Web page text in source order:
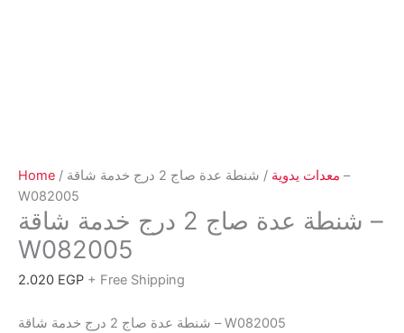
Home / معدات يدوية
/ شنطة عدة صاج 2 درج خدمة شاقة –
W082005
شنطة عدة صاج 2 درج خدمة شاقة –
W082005
2.020 EGP + Free Shipping
شنطة عدة صاج 2 درج خدمة شاقة – W082005